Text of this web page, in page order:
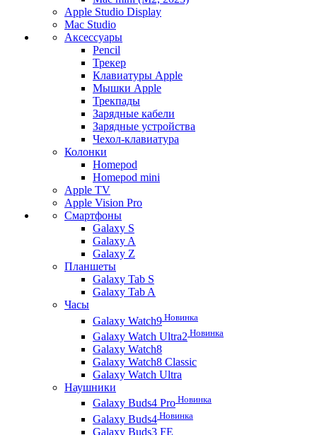
Apple Studio Display
Mac Studio
Аксессуары
Pencil
Трекер
Клавиатуры Apple
Мышки Apple
Трекпады
Зарядные кабели
Зарядные устройства
Чехол-клавиатура
Колонки
Homepod
Homepod mini
Apple TV
Apple Vision Pro
Смартфоны
Galaxy S
Galaxy A
Galaxy Z
Планшеты
Galaxy Tab S
Galaxy Tab A
Часы
Galaxy Watch9 Новинка
Galaxy Watch Ultra2 Новинка
Galaxy Watch8
Galaxy Watch8 Classic
Galaxy Watch Ultra
Наушники
Galaxy Buds4 Pro Новинка
Galaxy Buds4 Новинка
Galaxy Buds3 FE